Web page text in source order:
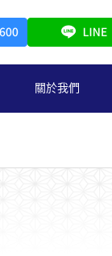
關於我們